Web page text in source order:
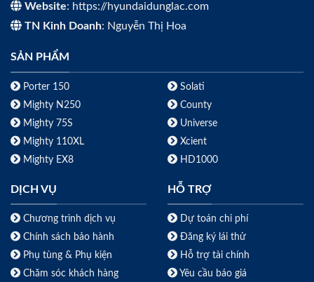
Website: https://hyundaidunglac.com
TN Kinh Doanh: Nguyễn Thị Hoa
SẢN PHẨM
Porter 150
Mighty N250
Mighty 75S
Mighty 110XL
Mighty EX8
Solati
County
Universe
Xcient
HD1000
DỊCH VỤ
Chương trình dịch vụ
Chính sách bảo hành
Phụ tùng & Phụ kiện
Chăm sóc khách hàng
HỖ TRỢ
Dự toán chi phí
Đăng ký lái thử
Hỗ trợ tài chính
Yêu cầu báo giá